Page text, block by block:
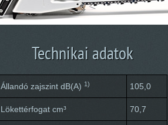
Technikai adatok
Állandó zajszint dB(A) 1) 105,0
Lökettérfogat cm³ 70,7